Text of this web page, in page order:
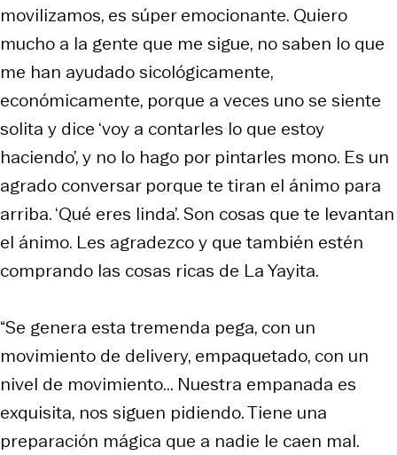
movilizamos, es súper emocionante. Quiero
mucho a la gente que me sigue, no saben lo que
me han ayudado sicológicamente,
económicamente, porque a veces uno se siente
solita y dice ‘voy a contarles lo que estoy
haciendo’, y no lo hago por pintarles mono. Es un
agrado conversar porque te tiran el ánimo para
arriba. ‘Qué eres linda’. Son cosas que te levantan
el ánimo. Les agradezco y que también estén
comprando las cosas ricas de La Yayita.
“Se genera esta tremenda pega, con un
movimiento de delivery, empaquetado, con un
nivel de movimiento... Nuestra empanada es
exquisita, nos siguen pidiendo. Tiene una
preparación mágica que a nadie le caen mal.